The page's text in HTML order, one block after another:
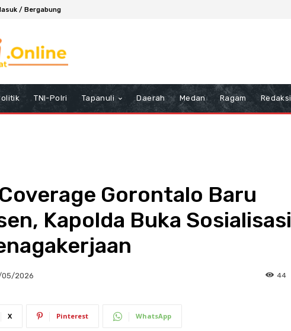
/ Bergabung
TNI-Polri Tapanuli Daerah Medan Ragam Redaksi
Gorontalo Baru
Kapolda Buka Sosialisasi
2026 44
X Pinterest WhatsApp